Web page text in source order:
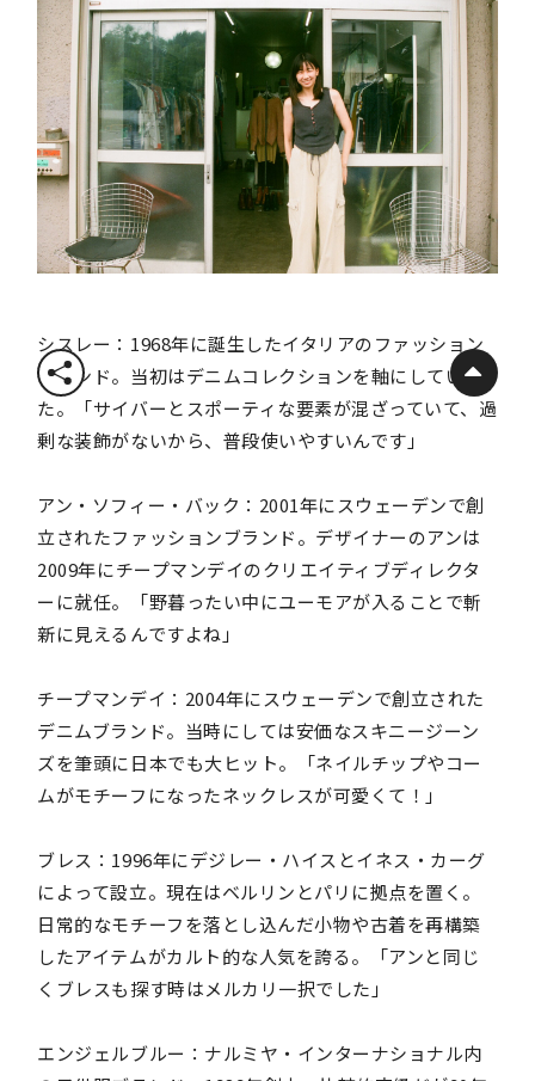
シスレー：1968年に誕生したイタリアのファッション
ブランド。当初はデニムコレクションを軸にしてい
た。「サイバーとスポーティな要素が混ざっていて、過
剰な装飾がないから、普段使いやすいんです」
アン・ソフィー・バック：2001年にスウェーデンで創
立されたファッションブランド。デザイナーのアンは
2009年にチープマンデイのクリエイティブディレクタ
ーに就任。「野暮ったい中にユーモアが入ることで斬
新に見えるんですよね」
チープマンデイ：2004年にスウェーデンで創立された
デニムブランド。当時にしては安価なスキニージーン
ズを筆頭に日本でも大ヒット。「ネイルチップやコー
ムがモチーフになったネックレスが可愛くて！」
ブレス：1996年にデジレー・ハイスとイネス・カーグ
によって設立。現在はベルリンとパリに拠点を置く。
日常的なモチーフを落とし込んだ小物や古着を再構築
したアイテムがカルト的な人気を誇る。「アンと同じ
くブレスも探す時はメルカリ一択でした」
エンジェルブルー：ナルミヤ・インターナショナル内